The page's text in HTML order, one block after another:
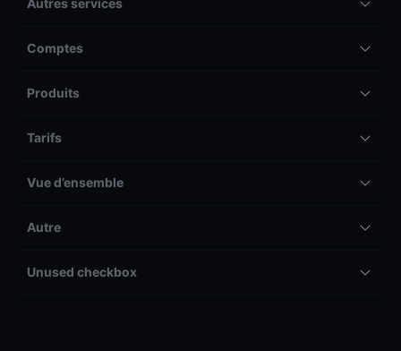
Autres services
Comptes
Produits
Tarifs
Vue d’ensemble
Autre
Unused checkbox